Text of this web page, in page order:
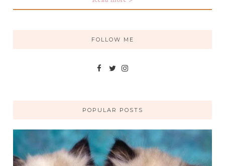
FOLLOW ME
POPULAR POSTS